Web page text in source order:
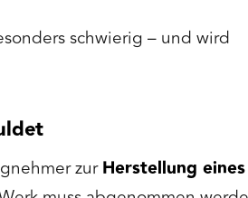
schwierig – und wird
zurHerstellung eines